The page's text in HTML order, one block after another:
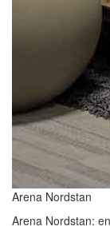
Arena Nordstan
Arena Nordstan: